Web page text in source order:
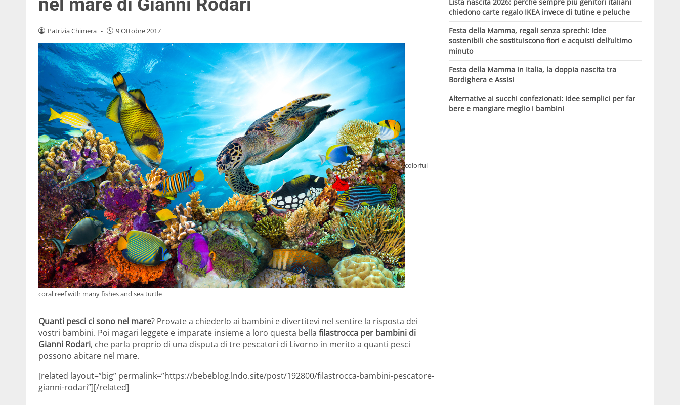
Patrizia Chimera - 9 Ottobre 2017
colorful
coral reef with many fishes and sea turtle
Quanti pesci ci sono nel mare? Provate a chiederlo ai bambini e divertitevi nel sentire la risposta dei
vostri bambini. Poi magari leggete e imparate insieme a loro questa bella filastrocca per bambini di
Gianni Rodari, che parla proprio di una disputa di tre pescatori di Livorno in merito a quanti pesci
possono abitare nel mare.
[related layout=”big” permalink=”https://bebeblog.lndo.site/post/192800/filastrocca-bambini-pescatore-
gianni-rodari”][/related]
Lista nascita 2026: perché sempre più genitori italiani
chiedono carte regalo IKEA invece di tutine e peluche
Festa della Mamma, regali senza sprechi: idee
sostenibili che sostituiscono fiori e acquisti dell’ultimo
minuto
Festa della Mamma in Italia, la doppia nascita tra
Bordighera e Assisi
Alternative ai succhi confezionati: idee semplici per far
bere e mangiare meglio i bambini